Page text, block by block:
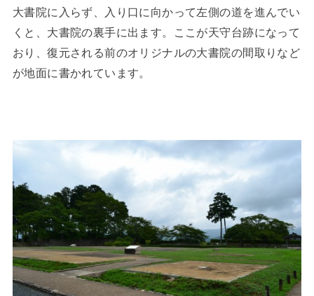
大書院に入らず、入り口に向かって左側の道を進んでい
くと、大書院の裏手に出ます。ここが天守台跡になって
おり、復元される前のオリジナルの大書院の間取りなど
が地面に書かれています。